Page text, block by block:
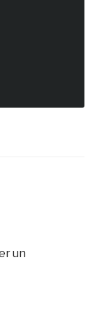
un